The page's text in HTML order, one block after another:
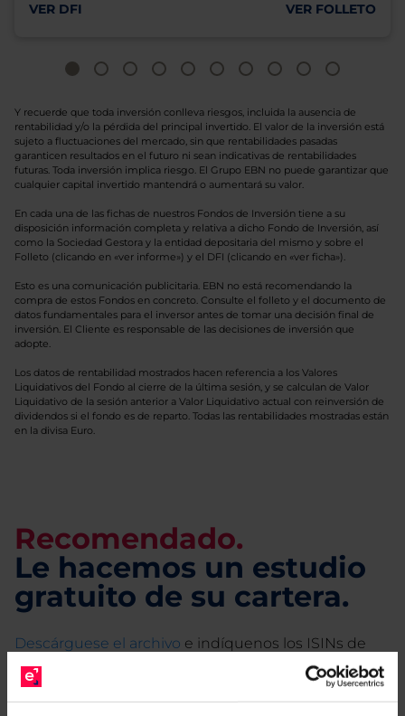
VER DFI VER FOLLETO
Y recuerde que toda inversión conlleva riesgos, incluida la ausencia de
rentabilidad y/o la pérdida del principal invertido. El valor de la inversión está
sujeto a fluctuaciones del mercado, sin que rentabilidades pasadas
garanticen resultados en el futuro ni sean indicativas de rentabilidades
futuras. Toda inversión implica riesgo. El Grupo EBN no puede garantizar que
cualquier capital invertido mantendrá o aumentará su valor.
En cada una de las fichas de nuestros Fondos de Inversión tiene a su
disposición información completa y relativa a dicho Fondo de Inversión, así
como la Sociedad Gestora y la entidad depositaria del mismo y sobre el
Folleto (clicando en «ver informe») y el DFI (clicando en «ver ficha»).
Esto es una comunicación publicitaria. EBN no está recomendando la
compra de estos Fondos en concreto. Consulte el folleto y el documento de
datos fundamentales para el inversor antes de tomar una decisión final de
inversión. El Cliente es responsable de las decisiones de inversión que
adopte.
Los datos de rentabilidad mostrados hacen referencia a los Valores
Liquidativos del Fondo al cierre de la última sesión, y se calculan de Valor
Liquidativo de la sesión anterior a Valor Liquidativo actual con reinversión de
dividendos si el fondo es de reparto. Todas las rentabilidades mostradas están
en la divisa Euro.
Recomendado.
Le hacemos un estudio
gratuito de su cartera.
Descárguese el archivo e indíquenos los ISINs de
sus Fondos y nuestros expertos le enviarán un
estudio gratuito de sus alternativas de Clases
Limpias con las que podrá ahorrar en sus costes.